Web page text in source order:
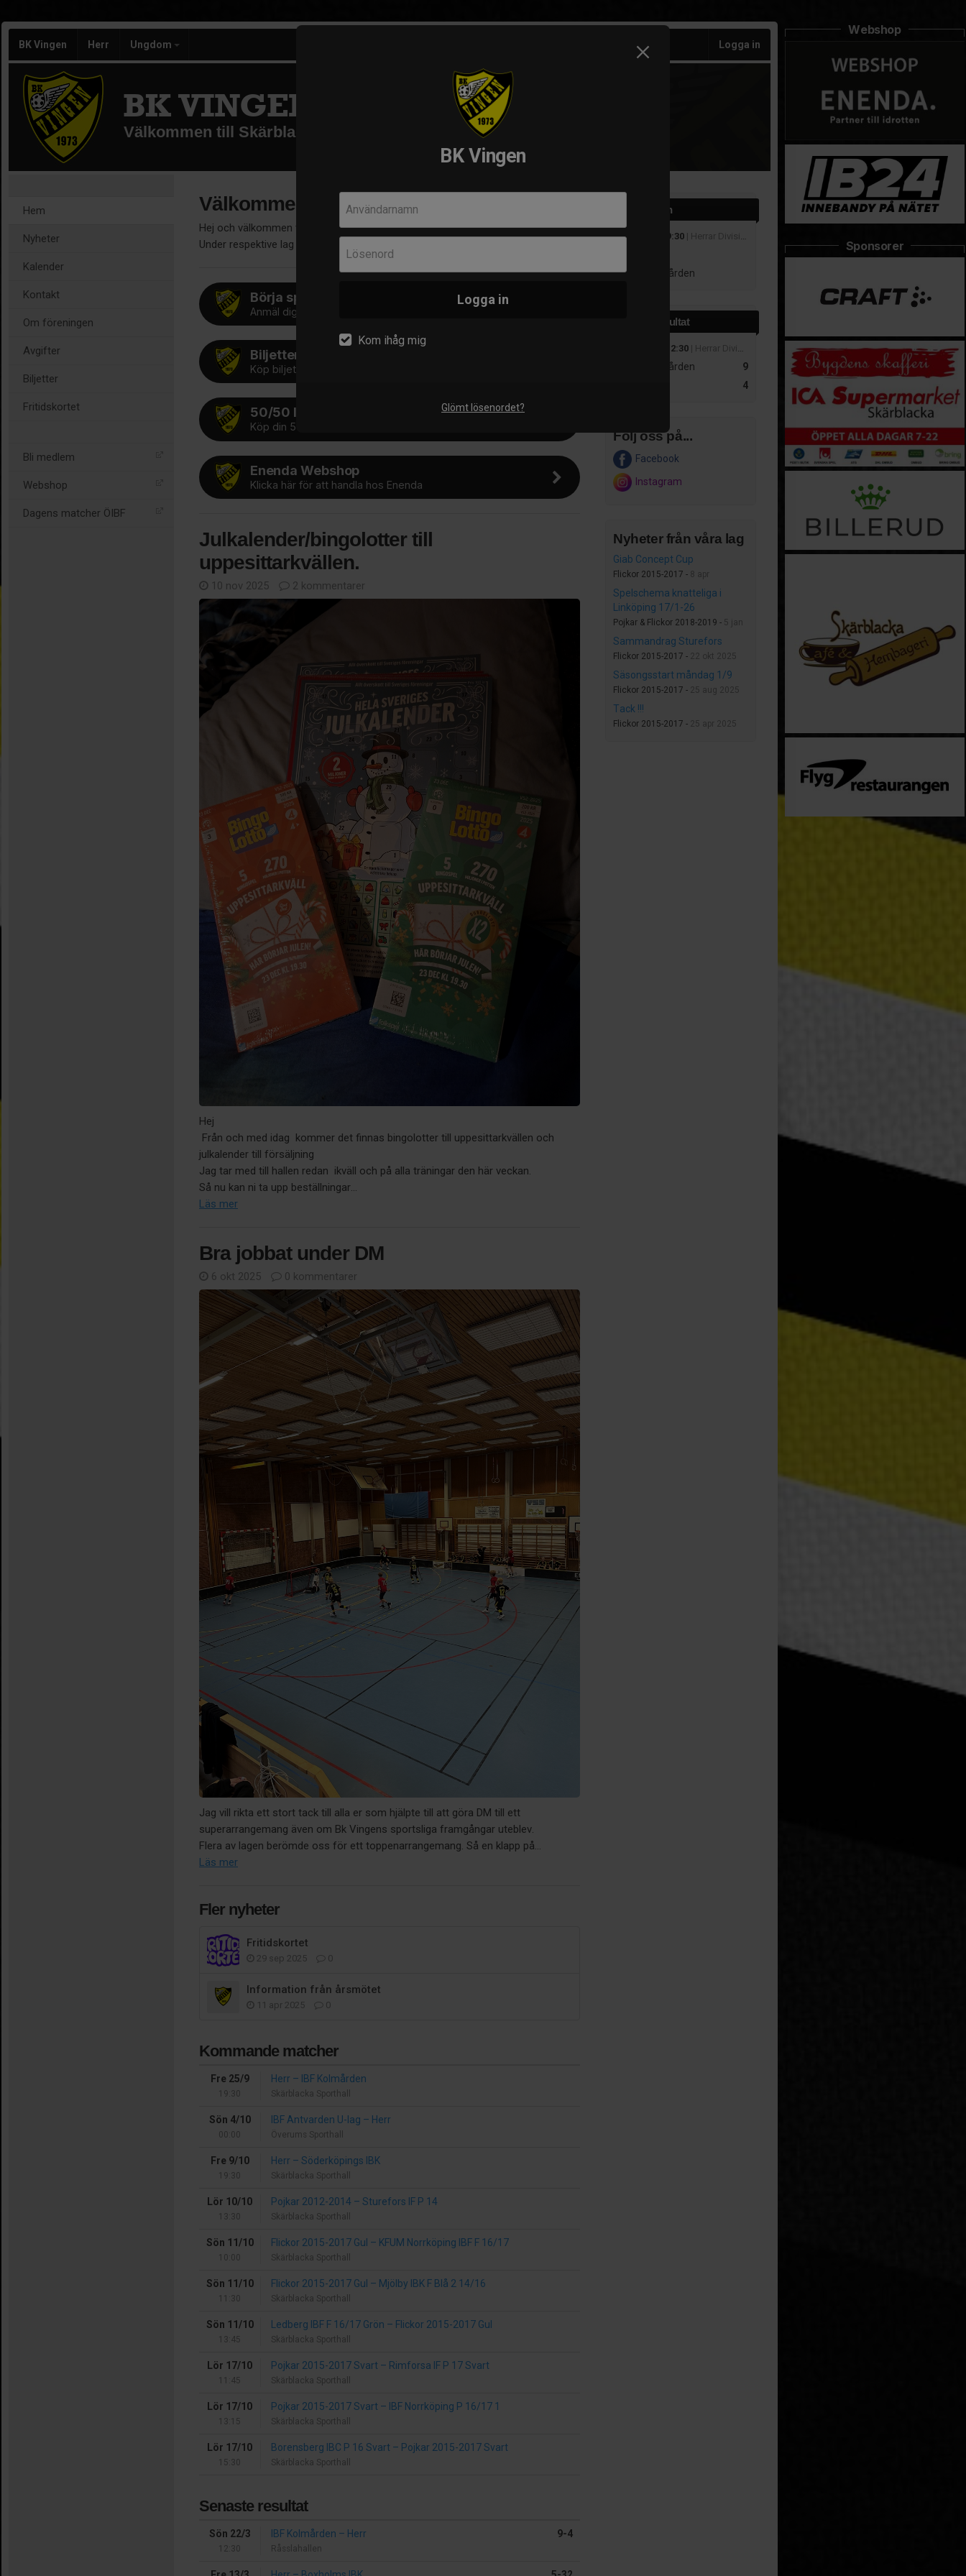
BK Vingen Herr Ungdom Logga in
BK Vingen
Användarnamn
Lösenord
Logga in
Kom ihåg mig
Glömt lösenordet?
BK VINGEN
Välkommen till Skärblackas stolthet
Hem
Nyheter
Kalender
Kontakt
Om föreningen
Avgifter
Biljetter
Fritidskortet
Bli medlem
Webshop
Dagens matcher ÖIBF
Nästa match
Fre 25 sep 19:30 | Herrar Division 4
IBF Kolmården
Senaste resultat
Sön 22 mar 12:30 | Herrar Division 4
9
IBF Kolmården
4
Följ oss på...
Facebook
Instagram
Nyheter från våra lag
Giab Concept Cup
Flickor 2015-2017 - 8 apr
Spelschema knatteliga i
Linköping 17/1-26
Pojkar & Flickor 2018-2019 - 5 jan
Sammandrag Sturefors
Flickor 2015-2017 - 22 okt 2025
Säsongsstart måndag 1/9
Flickor 2015-2017 - 25 aug 2025
Tack !!!
Flickor 2015-2017 - 25 apr 2025
Välkommen
Hej och välkommen till BK Vingen.
Under respektive lag så hittar ni mer information om lagen samt deras matcher.
Börja spela innebandy
Anmäl dig här!
Biljetter
Köp biljetter till våra hemmamatcher
50/50 lotter
Köp din 50/50 lotter här!
Enenda Webshop
Klicka här för att handla hos Enenda
Julkalender/bingolotter till
uppesittarkvällen.
10 nov 2025 2 kommentarer
Hej
Från och med idag kommer det finnas bingolotter till uppesittarkvällen och
julkalender till försäljning
Jag tar med till hallen redan ikväll och på alla träningar den här veckan.
Så nu kan ni ta upp beställningar...
Läs mer
Bra jobbat under DM
6 okt 2025 0 kommentarer
Jag vill rikta ett stort tack till alla er som hjälpte till att göra DM till ett
superarrangemang även om Bk Vingens sportsliga framgångar uteblev.
Flera av lagen berömde oss för ett toppenarrangemang. Så en klapp på...
Läs mer
Fler nyheter
Fritidskortet
29 sep 2025 0
Information från årsmötet
11 apr 2025 0
Kommande matcher
Fre 25/9
19:30
Herr – IBF Kolmården
Skärblacka Sporthall
Sön 4/10
00:00
IBF Antvarden U-lag – Herr
Överums Sporthall
Fre 9/10
19:30
Herr – Söderköpings IBK
Skärblacka Sporthall
Lör 10/10
13:30
Pojkar 2012-2014 – Sturefors IF P 14
Skärblacka Sporthall
Sön 11/10
10:00
Flickor 2015-2017 Gul – KFUM Norrköping IBF F 16/17
Skärblacka Sporthall
Sön 11/10
11:30
Flickor 2015-2017 Gul – Mjölby IBK F Blå 2 14/16
Skärblacka Sporthall
Sön 11/10
13:45
Ledberg IBF F 16/17 Grön – Flickor 2015-2017 Gul
Skärblacka Sporthall
Lör 17/10
11:45
Pojkar 2015-2017 Svart – Rimforsa IF P 17 Svart
Skärblacka Sporthall
Lör 17/10
13:15
Pojkar 2015-2017 Svart – IBF Norrköping P 16/17 1
Skärblacka Sporthall
Lör 17/10
15:30
Borensberg IBC P 16 Svart – Pojkar 2015-2017 Svart
Skärblacka Sporthall
Senaste resultat
Sön 22/3
12:30
IBF Kolmården – Herr
Råsslahallen
9-4
Webshop
Sponsorer